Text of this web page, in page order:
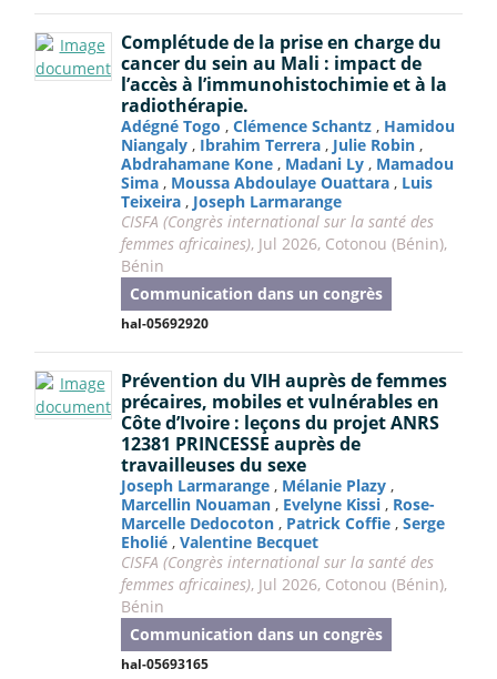
Complétude de la prise en charge du
cancer du sein au Mali : impact de
l’accès à l’immunohistochimie et à la
radiothérapie.
Adégné Togo , Clémence Schantz , Hamidou
Niangaly , Ibrahim Terrera , Julie Robin ,
Abdrahamane Kone , Madani Ly , Mamadou
Sima , Moussa Abdoulaye Ouattara , Luis
Teixeira , Joseph Larmarange
CISFA (Congrès international sur la santé des
femmes africaines), Jul 2026, Cotonou (Bénin),
Bénin
Communication dans un congrès
hal-05692920
Prévention du VIH auprès de femmes
précaires, mobiles et vulnérables en
Côte d’Ivoire : leçons du projet ANRS
12381 PRINCESSE auprès de
travailleuses du sexe
Joseph Larmarange , Mélanie Plazy ,
Marcellin Nouaman , Evelyne Kissi , Rose-
Marcelle Dedocoton , Patrick Coffie , Serge
Eholié , Valentine Becquet
CISFA (Congrès international sur la santé des
femmes africaines), Jul 2026, Cotonou (Bénin),
Bénin
Communication dans un congrès
hal-05693165